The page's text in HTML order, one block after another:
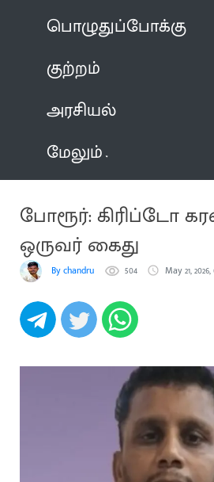
பொழுதுப்போக்கு
குற்றம்
அரசியல்
மேலும்
போரூர்: கிரிப்டோ
ஒருவர் கைது
By chandru 504 May 21,